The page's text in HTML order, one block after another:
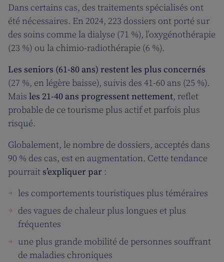
Dans certains cas, des traitements spécialisés ont
été nécessaires. En 2024, 223 dossiers ont porté sur
des soins comme la dialyse (71 %), l’oxygénothérapie
(23 %) ou la chimio-radiothérapie (6 %).
Les seniors (61-80 ans) restent les plus concernés
(27 %, en légère baisse), suivis des 41-60 ans (25 %).
Mais les 21-40 ans progressent nettement, reflet
probable de ce tourisme plus actif et parfois plus
risqué.
Globalement, le nombre de dossiers, acceptés dans
90 % des cas, est en augmentation. Cette tendance
pourrait s’expliquer par :
les comportements touristiques plus téméraires
des vagues de chaleur plus longues et plus
fréquentes
une plus grande mobilité de personnes souffrant
de maladies chroniques